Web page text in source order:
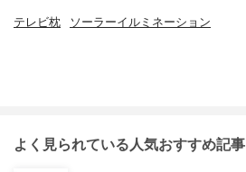
テレビ枕 ソーラーイルミネーション
よく見られている人気おすすめ記事